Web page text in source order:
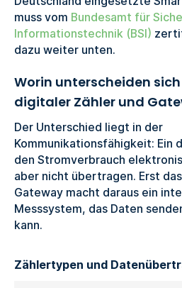
muss vom Bundesamt für
Informationstechnik (BSI)
dazu weiter unten.
Worin unterscheiden
digitaler Zähler und
Der Unterschied liegt in der
Kommunikationsfähigkeit: Ein
den Stromverbrauch
aber nicht übertragen. Erst
Gateway macht daraus ein
Messsystem, das Daten
kann.
Zählertypen und